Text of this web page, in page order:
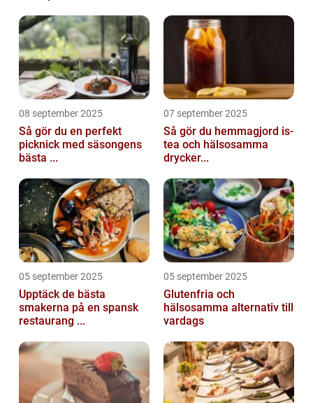
08 september 2025
Så gör du en perfekt
picknick med säsongens
bästa ...
07 september 2025
Så gör du hemmagjord is-
tea och hälsosamma
drycker...
05 september 2025
Upptäck de bästa
smakerna på en spansk
restaurang ...
05 september 2025
Glutenfria och
hälsosamma alternativ till
vardags